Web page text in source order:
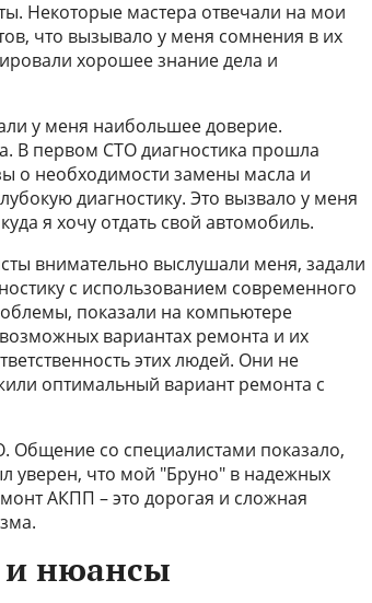
Некоторые мастера отвечали на мои
что вызывало у меня сомнения в их
хорошее знание дела и
у меня наибольшее доверие.
В первом СТО диагностика прошла
о необходимости замены масла и
диагностику. Это вызвало у меня
я хочу отдать свой автомобиль.
внимательно выслушали меня, задали
с использованием современного
показали на компьютере
вариантах ремонта и их
этих людей. Они не
оптимальный вариант ремонта с
Общение со специалистами показало,
уверен, что мой "Бруно" в надежных
АКПП – это дорогая и сложная
и нюансы